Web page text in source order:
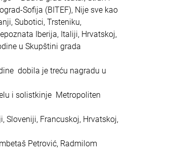
Sofija (BITEF), Nije sve kao
Subotici, Trsteniku,
Iberija, Italiji, Hrvatskoj,
u Skupštini grada
dobila je treću nagradu u
i solistkinje Metropoliten
Sloveniji, Francuskoj, Hrvatskoj,
Petrović, Radmilom